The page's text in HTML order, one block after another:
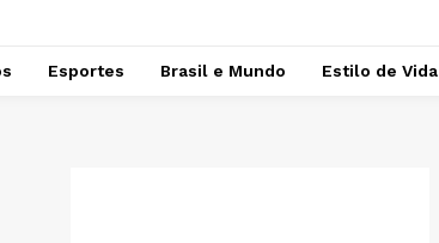
Esportes Brasil e Mundo Estilo de Vida